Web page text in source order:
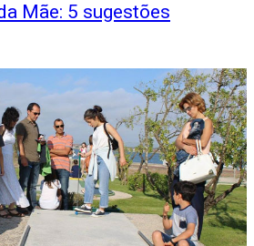
Mãe: 5 sugestões